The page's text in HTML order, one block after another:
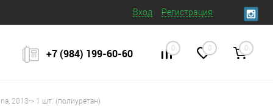
Вход Регистрация
+7 (984) 199‒60‒60 0 0 0
2013-> 1 шт. (полиуретан)